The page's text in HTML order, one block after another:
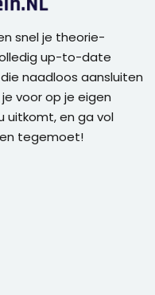
snel je theorie-
up-to-date
naadloos aansluiten
voor op je eigen
uitkomt, en ga vol
tegemoet!